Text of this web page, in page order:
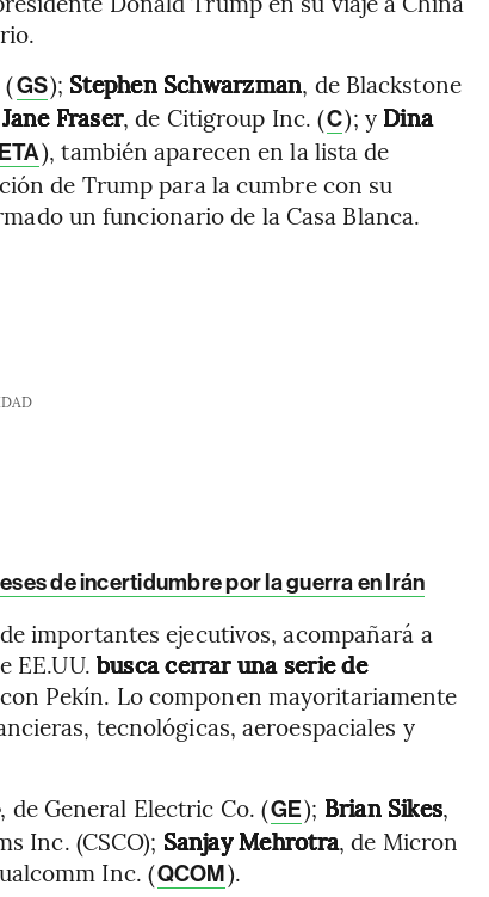
(GS); Stephen Schwarzman, de Blackstone
Jane Fraser, de Citigroup Inc. (C); yDina
), también aparecen en la lista de
de Trump para la cumbre con su
un funcionario de la Casa Blanca.
de incertidumbre por la guerra en Irán
importantes ejecutivos, acompañará a
EE.UU. busca cerrar una serie de
Pekín. Lo componen mayoritariamente
tecnológicas, aeroespaciales y
, de General Electric Co. (GE); Brian Sikes,
Inc. (CSCO); Sanjay Mehrotra, de Micron
Inc. (QCOM).